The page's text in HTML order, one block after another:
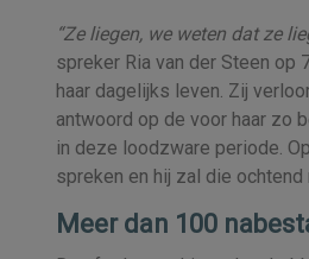
“Ze liegen, we weten dat ze
spreker Ria van der Steen
haar dagelijks leven. Zij
antwoord op de voor haar zo
in deze loodzware periode.
spreken en hij zal die
Meer dan 100